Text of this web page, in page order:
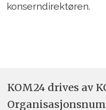
konserndirektøren.
KOM24 drives av